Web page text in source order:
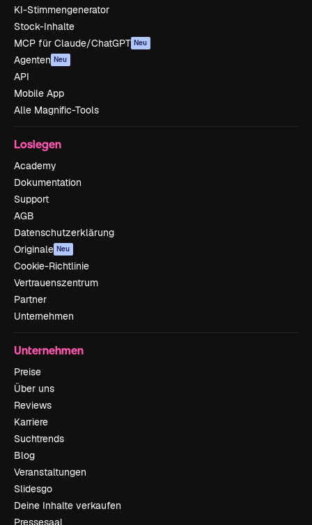
KI-Stimmengenerator
Stock-Inhalte
MCP für Claude/ChatGPT Neu
Agenten Neu
API
Mobile App
Alle Magnific-Tools
Loslegen
Academy
Dokumentation
Support
AGB
Datenschutzerklärung
Originale Neu
Cookie-Richtlinie
Vertrauenszentrum
Partner
Unternehmen
Unternehmen
Preise
Über uns
Reviews
Karriere
Suchtrends
Blog
Veranstaltungen
Slidesgo
Deine Inhalte verkaufen
Pressesaal